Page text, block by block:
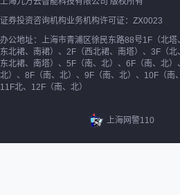
证券投资咨询机构业务机构许可证：ZX0023
办公地址：上海市青浦区徐民东路88号1F（北塔
东北裙、南裙）、2F（西北裙、南塔）、3F（北
东北裙、南塔）、5F（南、北）、6F（南、北）
北）、8F（南、北）、9F（南、北）、10F（南
11F北、12F（南、北）
上海网警110